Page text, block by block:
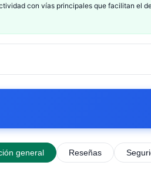
con vías principales que facilitan el
general Reseñas